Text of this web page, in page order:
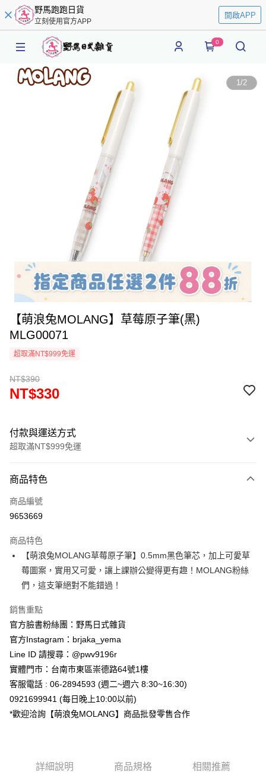
野馬跑跑日貨
立刻使用官方APP
開啟APP
0
1/2
【萌浪兔MOLANG】草莓原子筆(黑)
MLG00071
超取滿NT$999免運
NT$390
NT$330
付款與運送方式
超取滿NT$999免運
信用卡一次付款
信用卡分期付款
合作金庫商業銀行
華南商業銀行
彰化商業銀行
上海商業儲蓄銀行
台北富邦商業銀行
國泰世華商業銀行
匯豐（台灣）商業銀行
聯邦商業銀行
玉山商業銀行
台新國際商業銀行
台灣樂天信用卡公司
超商取貨付款
LINE Pay
街口支付
悠遊付
Google Pay
ATM付款
運送方式
付款後全家取貨
商品特色
商品編號
9653669
商品特色
【萌浪兔MOLANG草莓原子筆】0.5mm黑色筆芯，加上可愛草
莓圖案，實用又可愛，讓上課辦公變得更有趣！MOLANG粉絲
們，這支筆絕對不能錯過！
銷售重點
官方臉書粉絲團：野馬日式雜貨
官方Instagram：brjaka_yema
Line ID 請搜尋：@pwv9196r
實體門市：台南市東區崇德路64號1樓
客服電話 : 06-2894593 (週二~週六 8:30~16:30)
0921699941 (每日晚上10:00以前)
*歡迎洽詢【萌浪兔MOLANG】商品批發零售合作
詳細說明 商品規格 相關推薦